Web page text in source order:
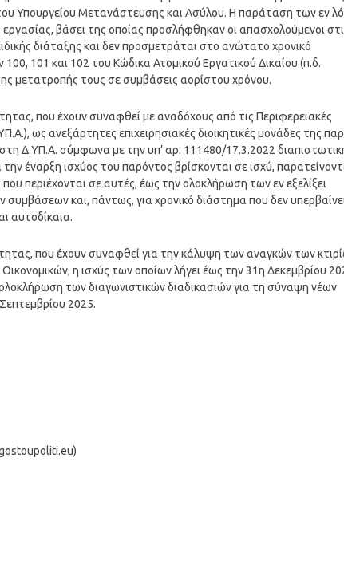
Υπουργείου Μετανάστευσης και Ασύλου. Η παράταση των εν
βάσει της οποίας προσλήφθηκαν οι απασχολούμενοι
διάταξης και δεν προσμετράται στο ανώτατο χρονικό
101 και 102 του Κώδικα Ατομικού Εργατικού Δικαίου (π.δ.
μετατροπής τους σε συμβάσεις αορίστου χρόνου.
που έχουν συναφθεί με αναδόχους από τις Περιφερειακές
ως ανεξάρτητες επιχειρησιακές διοικητικές μονάδες της
Δ.ΥΠ.Α. σύμφωνα με την υπ’ αρ. 111480/17.3.2022
έναρξη ισχύος του παρόντος βρίσκονται σε ισχύ,
περιέχονται σε αυτές, έως την ολοκλήρωση των εν εξελίξει
και, πάντως, για χρονικό διάστημα που δεν
αυτοδίκαια.
που έχουν συναφθεί για την κάλυψη των αναγκών των
η ισχύς των οποίων λήγει έως την 31η Δεκεμβρίου
των διαγωνιστικών διαδικασιών για τη σύναψη νέων
2025.